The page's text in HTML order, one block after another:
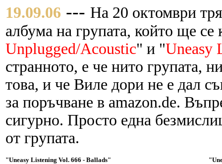
19.09.06 --- На 20 октомври
албума на групата, който ще се
Unplugged/Acoustic" и "Uneasy
странното, е че нито групата,
това, и че Виле дори не е дал
за поръчване в amazon.de.
сигурно. Просто една
от групата.
"Uneasy Listening Vol. 666 - Ballads"